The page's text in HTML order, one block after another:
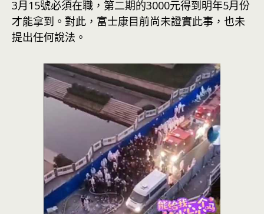
3月15號必須在職，第二期的3000元得到明年5月份
才能拿到。對此，富士康目前尚未證實此事，也未
提出任何說法。